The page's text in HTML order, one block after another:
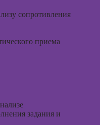
презентаций в
сайтов)
сопротивления
приема
задания и